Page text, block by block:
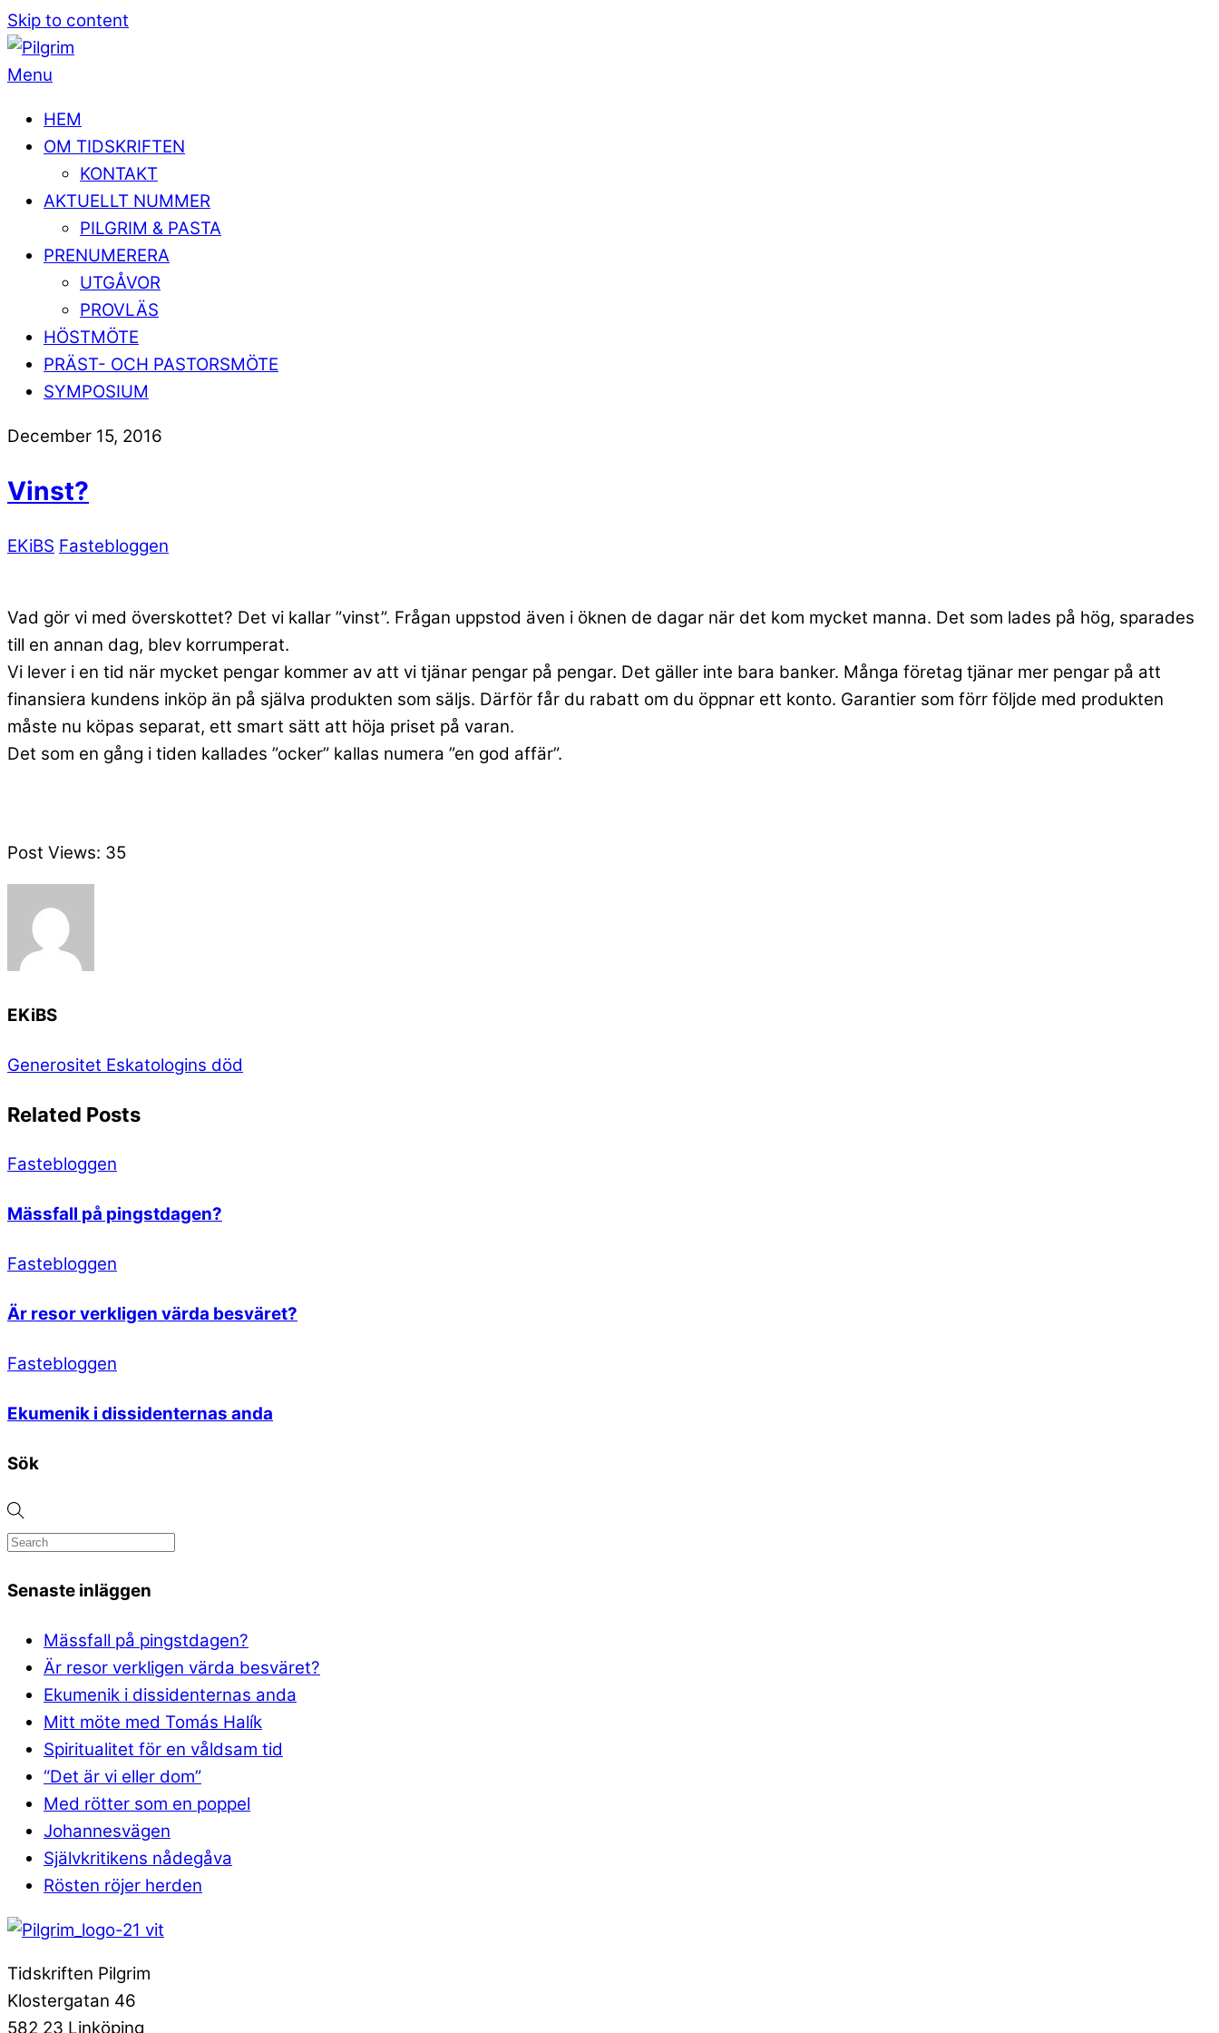
Skip to content
Menu
HEM
OM TIDSKRIFTEN
KONTAKT
AKTUELLT NUMMER
PILGRIM & PASTA
PRENUMERERA
UTGÅVOR
PROVLÄS
HÖSTMÖTE
PRÄST- OCH PASTORSMÖTE
SYMPOSIUM
December 15, 2016
Vinst?
EKiBS Fastebloggen
Vad gör vi med överskottet? Det vi kallar ”vinst”. Frågan uppstod även i öknen de dagar när det kom mycket manna. Det som lades på hög, sparades
till en annan dag, blev korrumperat.
Vi lever i en tid när mycket pengar kommer av att vi tjänar pengar på pengar. Det gäller inte bara banker. Många företag tjänar mer pengar på att
finansiera kundens inköp än på själva produkten som säljs. Därför får du rabatt om du öppnar ett konto. Garantier som förr följde med produkten
måste nu köpas separat, ett smart sätt att höja priset på varan.
Det som en gång i tiden kallades ”ocker” kallas numera ”en god affär”.
Post Views: 35
EKiBS
Generositet Eskatologins död
Related Posts
Fastebloggen
Mässfall på pingstdagen?
Fastebloggen
Är resor verkligen värda besväret?
Fastebloggen
Ekumenik i dissidenternas anda
Sök
Senaste inläggen
Mässfall på pingstdagen?
Är resor verkligen värda besväret?
Ekumenik i dissidenternas anda
Mitt möte med Tomás Halík
Spiritualitet för en våldsam tid
“Det är vi eller dom”
Med rötter som en poppel
Johannesvägen
Självkritikens nådegåva
Rösten röjer herden
Tidskriften Pilgrim
Klostergatan 46
582 23 Linköping